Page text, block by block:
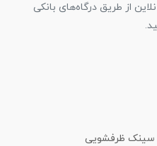
از طریق درگاه‌های بانکی
سینک ظرفشویی